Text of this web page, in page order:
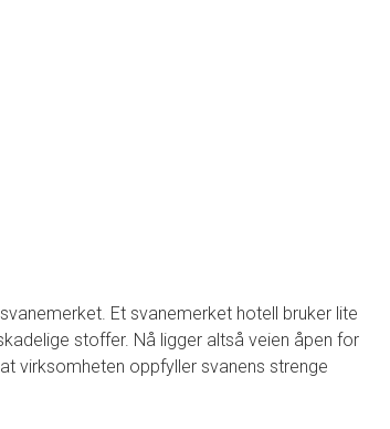
Et svanemerket hotell bruker lite
stoffer. Nå ligger altså veien åpen for
virksomheten oppfyller svanens strenge